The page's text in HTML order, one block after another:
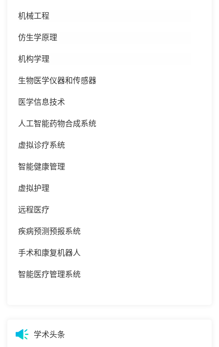
机械工程
仿生学原理
机构学理
生物医学仪器和传感器
医学信息技术
人工智能药物合成系统
虚拟诊疗系统
智能健康管理
虚拟护理
远程医疗
疾病预测预报系统
手术和康复机器人
智能医疗管理系统
学术头条